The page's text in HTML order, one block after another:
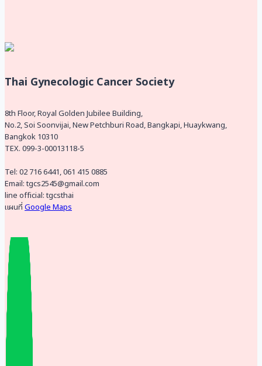
Thai Gynecologic Cancer Society
8th Floor, Royal Golden Jubilee Building,
No.2, Soi Soonvijai, New Petchburi Road, Bangkapi, Huaykwang,
Bangkok 10310
TEX. 099-3-00013118-5
Tel: 02 716 6441, 061 415 0885
Email: tgcs2545@gmail.com
line official: tgcsthai
แผนที่ Google Maps